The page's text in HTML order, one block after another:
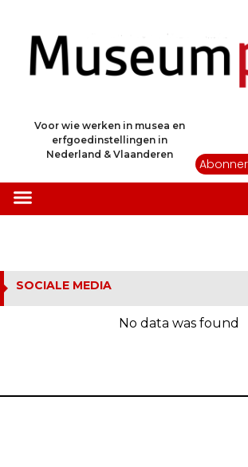
Voor wie werken in musea en
erfgoedinstellingen in
Nederland & Vlaanderen
SOCIALE MEDIA
No data was found